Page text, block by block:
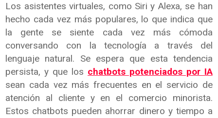
Los asistentes virtuales, como Siri y Alexa, se han
hecho cada vez más populares, lo que indica que
la gente se siente cada vez más cómoda
conversando con la tecnología a través del
lenguaje natural. Se espera que esta tendencia
persista, y que los chatbots potenciados por IA
sean cada vez más frecuentes en el servicio de
atención al cliente y en el comercio minorista.
Estos chatbots pueden ahorrar dinero y tiempo a